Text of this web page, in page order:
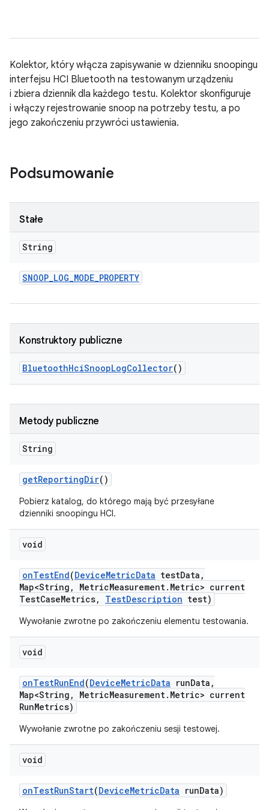
Kolektor, który włącza zapisywanie w dzienniku snoopingu
interfejsu HCI Bluetooth na testowanym urządzeniu
i zbiera dziennik dla każdego testu. Kolektor skonfiguruje
i włączy rejestrowanie snoop na potrzeby testu, a po
jego zakończeniu przywróci ustawienia.
Podsumowanie
Stałe
String
SNOOP_LOG_MODE_PROPERTY
Konstruktory publiczne
BluetoothHciSnoopLogCollector()
Metody publiczne
String
getReportingDir()
Pobierz katalog, do którego mają być przesyłane
dzienniki snoopingu HCI.
void
onTestEnd(DeviceMetricData testData ,
Map<String , MetricMeasurement. Metric> current
TestCaseMetrics, TestDescription test)
Wywołanie zwrotne po zakończeniu elementu testowania.
void
onTestRunEnd(DeviceMetricData runData ,
Map<String , MetricMeasurement. Metric> current
RunMetrics)
Wywołanie zwrotne po zakończeniu sesji testowej.
void
onTestRunStart(DeviceMetricData runData)